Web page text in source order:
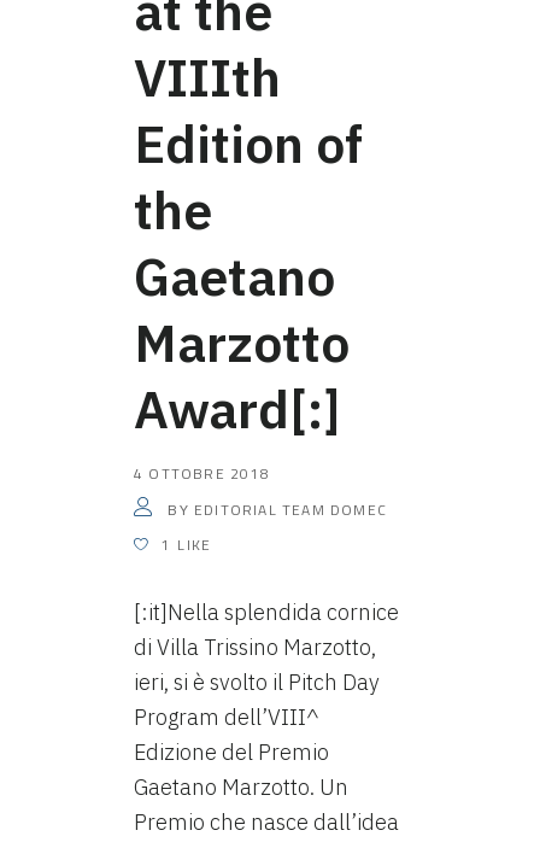
VIIIth
Edition of
the
Gaetano
Marzotto
Award[:]
4 OTTOBRE 2018
BY EDITORIAL TEAM DOMEC
1 LIKE
[:it]Nella splendida cornice
di Villa Trissino Marzotto,
ieri, si è svolto il Pitch Day
Program dell’VIII^
Edizione del Premio
Gaetano Marzotto. Un
Premio che nasce dall’idea